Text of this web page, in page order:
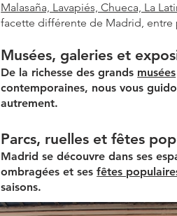
Malasaña, Lavapiés, Chueca, La
facette différente de Madrid, entre
Musées, galeries et
De la richesse des grands musées
contemporaines, nous vous
autrement.​
Parcs, ruelles et fêtes
Madrid se découvre dans ses
ombragées et sesfêtes
saisons.